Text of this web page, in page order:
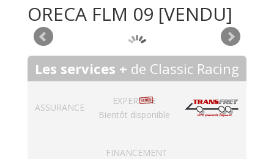
ORECA FLM 09 [VENDU]
Les services + de Classic Racing
ASSURANCE
EXPERTISE
Bientôt disponible
FINANCEMENT